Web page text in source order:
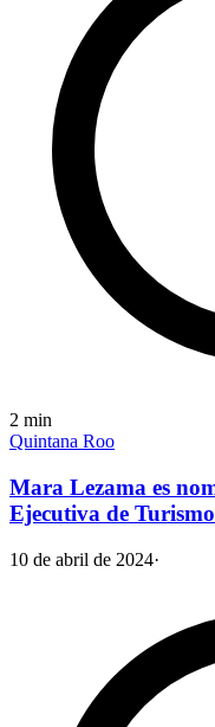
2 min
Quintana Roo
Mara Lezama es
Ejecutiva de
10 de abril de 2024·